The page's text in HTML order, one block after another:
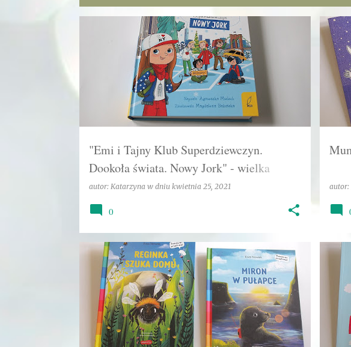
"Emi i Tajny Klub Superdziewczyn.
Dookoła świata. Nowy Jork" - wielka
przygoda w Wielkim Jabłku:)
autor: Katarzyna w dniu kwietnia 25, 2021
KATARZYNA KULTOWA SERIA
0
autor:
DLA
CIEKAWOSTKI PRZYRODNICZE EKOLOGIA +2